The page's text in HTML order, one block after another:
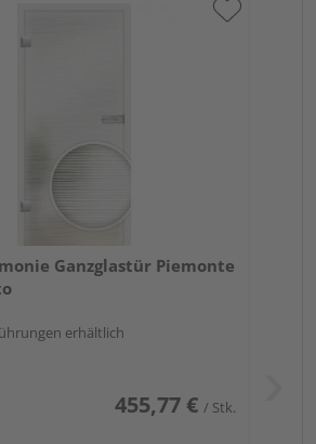
Ganzglastür Piemonte
erhältlich
455,77 € / Stk.